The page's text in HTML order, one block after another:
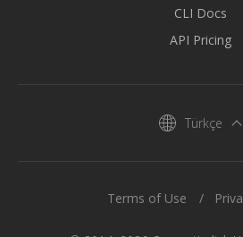
CLI Docs
API Pricing
Türkçe
Terms of Use